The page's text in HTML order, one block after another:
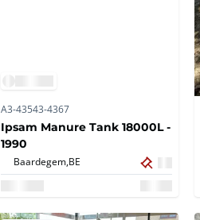
A3-43543-4367
Ipsam Manure Tank 18000L -
1990
Baardegem, BE